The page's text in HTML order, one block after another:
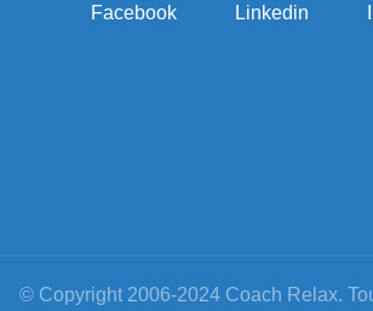
Facebook Linkedin
© Copyright 2006-2024 Coach Relax.